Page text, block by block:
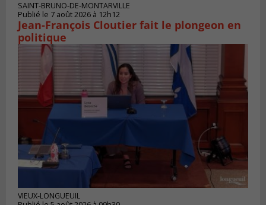
SAINT-BRUNO-DE-MONTARVILLE
Publié le 7 août 2026 à 12h12
Jean-François Cloutier fait le plongeon en
politique
VIEUX-LONGUEUIL